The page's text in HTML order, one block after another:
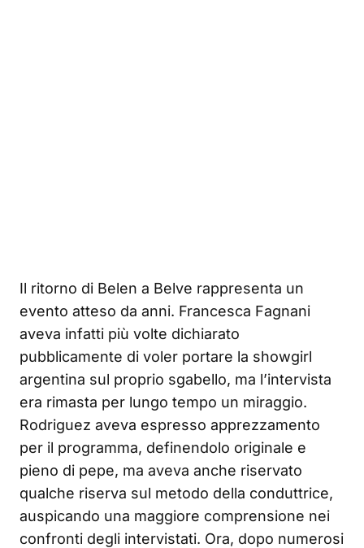
Il ritorno di Belen a Belve rappresenta un
evento atteso da anni. Francesca Fagnani
aveva infatti più volte dichiarato
pubblicamente di voler portare la showgirl
argentina sul proprio sgabello, ma l’intervista
era rimasta per lungo tempo un miraggio.
Rodriguez aveva espresso apprezzamento
per il programma, definendolo originale e
pieno di pepe, ma aveva anche riservato
qualche riserva sul metodo della conduttrice,
auspicando una maggiore comprensione nei
confronti degli intervistati. Ora, dopo numerosi